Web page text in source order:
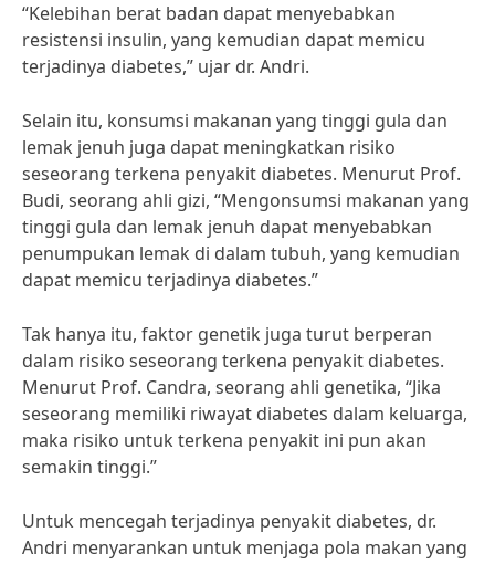
“Kelebihan berat badan dapat menyebabkan
resistensi insulin, yang kemudian dapat memicu
terjadinya diabetes,” ujar dr. Andri.
Selain itu, konsumsi makanan yang tinggi gula dan
lemak jenuh juga dapat meningkatkan risiko
seseorang terkena penyakit diabetes. Menurut Prof.
Budi, seorang ahli gizi, “Mengonsumsi makanan yang
tinggi gula dan lemak jenuh dapat menyebabkan
penumpukan lemak di dalam tubuh, yang kemudian
dapat memicu terjadinya diabetes.”
Tak hanya itu, faktor genetik juga turut berperan
dalam risiko seseorang terkena penyakit diabetes.
Menurut Prof. Candra, seorang ahli genetika, “Jika
seseorang memiliki riwayat diabetes dalam keluarga,
maka risiko untuk terkena penyakit ini pun akan
semakin tinggi.”
Untuk mencegah terjadinya penyakit diabetes, dr.
Andri menyarankan untuk menjaga pola makan yang